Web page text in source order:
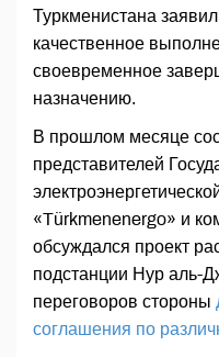
Туркменистана
качественное
своевременное
назначению.
В прошлом месяце
представителей
«Türkmenenergo» и
обсуждался проект
подстанции Нур аль-
переговоров стороны
соглашения по